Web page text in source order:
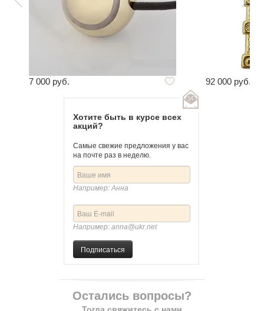
7 000 руб. 92 000 руб.
Хотите быть в курсе всех
акций?
Самые свежие предложения у вас
на почте раз в неделю.
Например: Анна
Например: anna@ukr.net
Подписаться
Остались вопросы?